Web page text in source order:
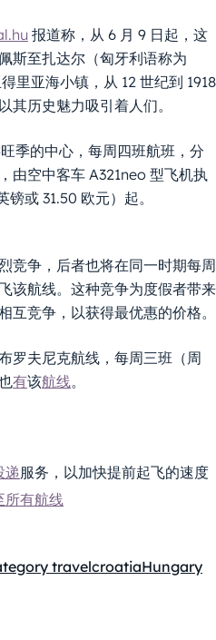
报道称，从 6 月 9 日起，这
斯至扎达尔（匈牙利语称为
里亚海小镇，从 12 世纪到 1918
其历史魅力吸引着人们。
季的中心，每周四班航班，分
由空中客车 A321neo 型飞机执
或 31.50 欧元）起。
竞争，后者也将在同一时期每周
该航线。这种竞争为度假者带来
互竞争，以获得最优惠的价格。
罗夫尼克航线，每周三班（周
有该航线。
递服务，以加快提前起飞的速度
所有航线
travelcroatiaHungary